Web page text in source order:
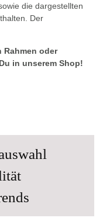
die dargestellten
Der
Rahmen oder
in unserem Shop!